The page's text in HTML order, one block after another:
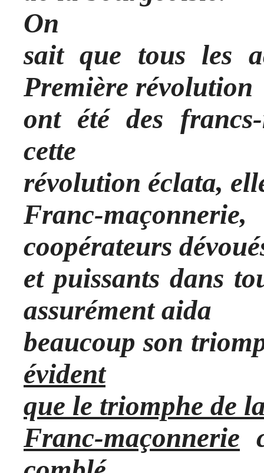
On
sait que tous les
Première révolution
ont été des
cette
révolution éclata,
Franc-
coopérateurs
et puissants dans
assurément aida
beaucoup son
évident
que le triomphe de
Franc-maçonnerie